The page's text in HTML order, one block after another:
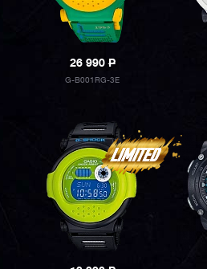
26 990P
G-B001RG-3E